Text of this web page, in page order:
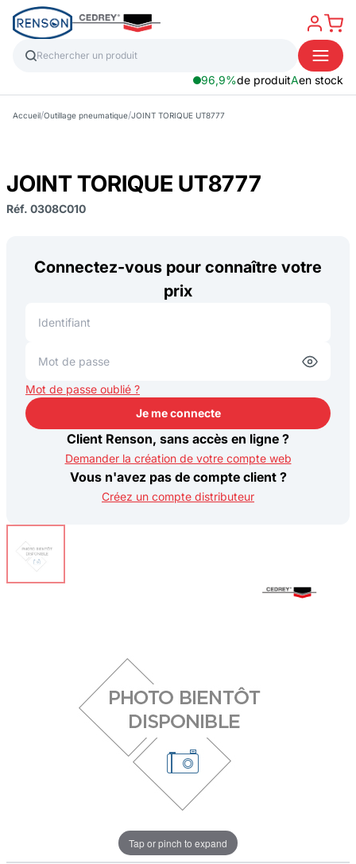
96,9%de produitAen stock
Accueil/Outillage pneumatique/JOINT TORIQUE UT8777
Tap or pinch to expand
JOINT TORIQUE UT8777
Réf. 0308C010
Connectez-vous pour connaître votre
prix
Mot de passe oublié ?
Je me connecte
Je me connecte
Client Renson, sans accès en ligne ?
Demander la création de votre compte web
Vous n'avez pas de compte client ?
Créez un compte distributeur